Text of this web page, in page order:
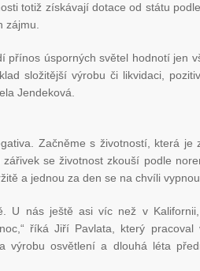
totiž získávají dotace od státu
zájmu.
přínos úsporných světel hodnotí jen
složitější výrobu či likvidaci,
Jendeková.
Začněme s životností, která je
se životnost zkouší podle
a jednou za den se na chvíli vypnou.
U nás ještě asi víc než v
říká Jiří Pavlata, který pracoval
výrobu osvětlení a dlouhá léta